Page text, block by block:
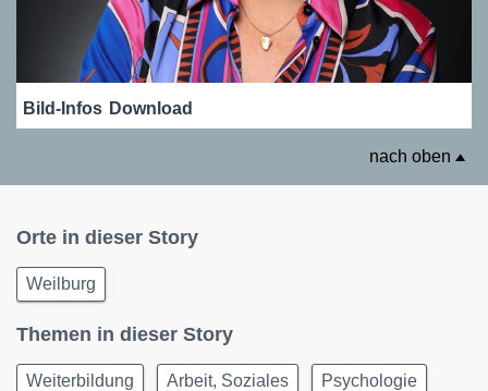
Bild-Infos Download
nach oben
Orte in dieser Story
Weilburg
Themen in dieser Story
Weiterbildung Arbeit, Soziales Psychologie